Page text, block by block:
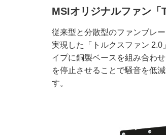
MSIオリジナルファン
従来型と分散型のファンブレ
実現した「トルクスファン
イプに銅製ベースを組み合わ
を停止させることで騒音を低
す。